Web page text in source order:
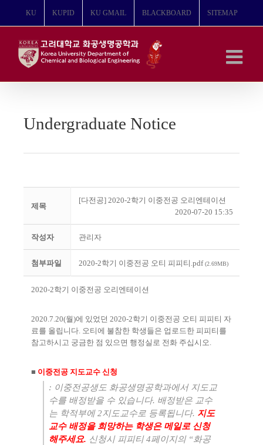
뛰
KU KUPID KU GMAIL BLACKBOARD SITEMAP
Undergraduate Notice
제목
[다전공] 2020-2학기 이중전공 오리엔테이션
2020-07-20 15:35
작성자 관리자
첨부파일 2020-2학기 이중전공 오티 피피티.pdf(2.69MB)
2020-2학기 이중전공 오리엔테이션
2020.7.20(월)에 있었던 2020-2학기 이중전공 오티 피피티 자
료를 올립니다. 오티에 불참한 학생들은 업로드한 피피티를
참고하시고 궁금한 점 있으면 행정실로 전화 주십시오.
■ 이중전공 지도교수 신청
: 이중전공생도 화공생명공학과에서 지도교
수를 배정받을 수 있습니다. 배정받은 교수
는 학적부에2지도교수로 등록됩니다. 지도
교수 배정을 희망하는 학생은 메일로 신청
해주세요. 신청시 피피티4페이지의 “화공